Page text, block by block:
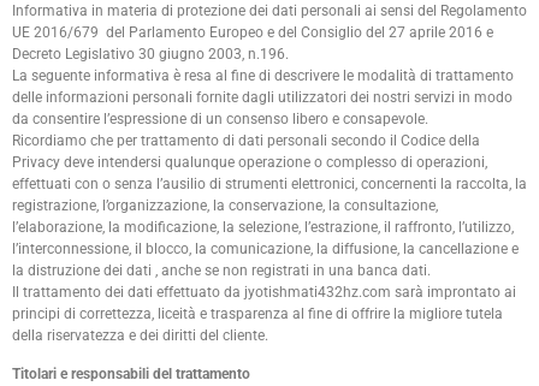
Informativa in materia di protezione dei dati personali ai sensi del Regolamento
UE 2016/679 del Parlamento Europeo e del Consiglio del 27 aprile 2016 e
Decreto Legislativo 30 giugno 2003, n.196.
La seguente informativa è resa al fine di descrivere le modalità di trattamento
delle informazioni personali fornite dagli utilizzatori dei nostri servizi in modo
da consentire l’espressione di un consenso libero e consapevole.
Ricordiamo che per trattamento di dati personali secondo il Codice della
Privacy deve intendersi qualunque operazione o complesso di operazioni,
effettuati con o senza l’ausilio di strumenti elettronici, concernenti la raccolta, la
registrazione, l’organizzazione, la conservazione, la consultazione,
l’elaborazione, la modificazione, la selezione, l’estrazione, il raffronto, l’utilizzo,
l’interconnessione, il blocco, la comunicazione, la diffusione, la cancellazione e
la distruzione dei dati , anche se non registrati in una banca dati.
Il trattamento dei dati effettuato da jyotishmati432hz.com sarà improntato ai
principi di correttezza, liceità e trasparenza al fine di offrire la migliore tutela
della riservatezza e dei diritti del cliente.
Titolari e responsabili del trattamento